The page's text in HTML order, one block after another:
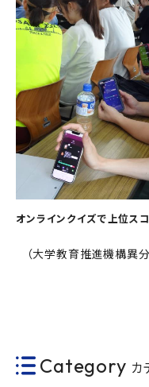
オンラインクイズで上位ス
（大学教育推進機構異
Category カ